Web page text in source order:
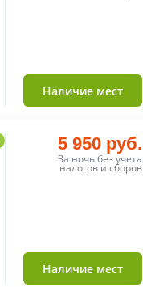
Наличие мест
5 950 руб.
За ночь без учета
налогов и сборов
Наличие мест